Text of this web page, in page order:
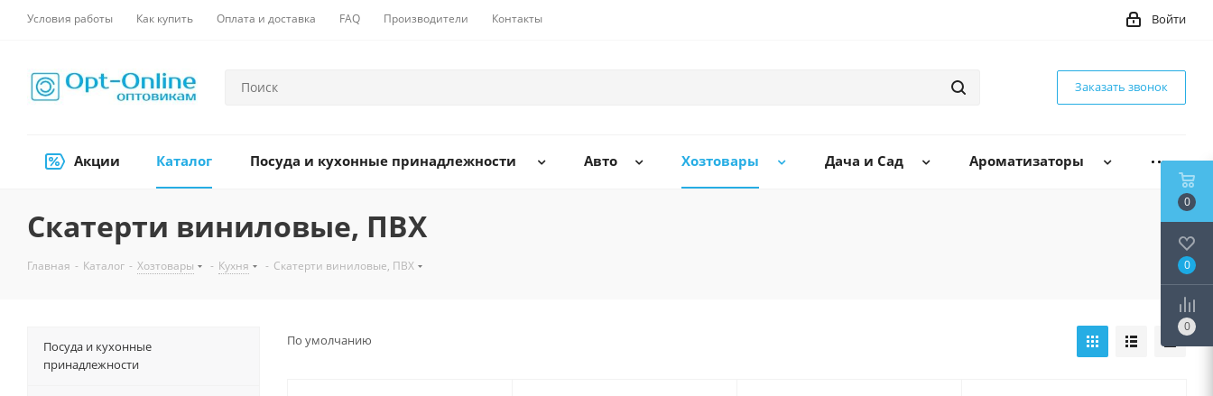
Условия работы Как купить Оплата и доставка FAQ Производители Контакты Войти
Заказать звонок
Акции Каталог Посуда и кухонные принадлежности Авто Хозтовары Дача и Сад Ароматизаторы
Скатерти виниловые, ПВХ
Главная - Каталог - Хозтовары - Кухня - Скатерти виниловые, ПВХ
По умолчанию
Посуда и кухонные
принадлежности
0
0
0